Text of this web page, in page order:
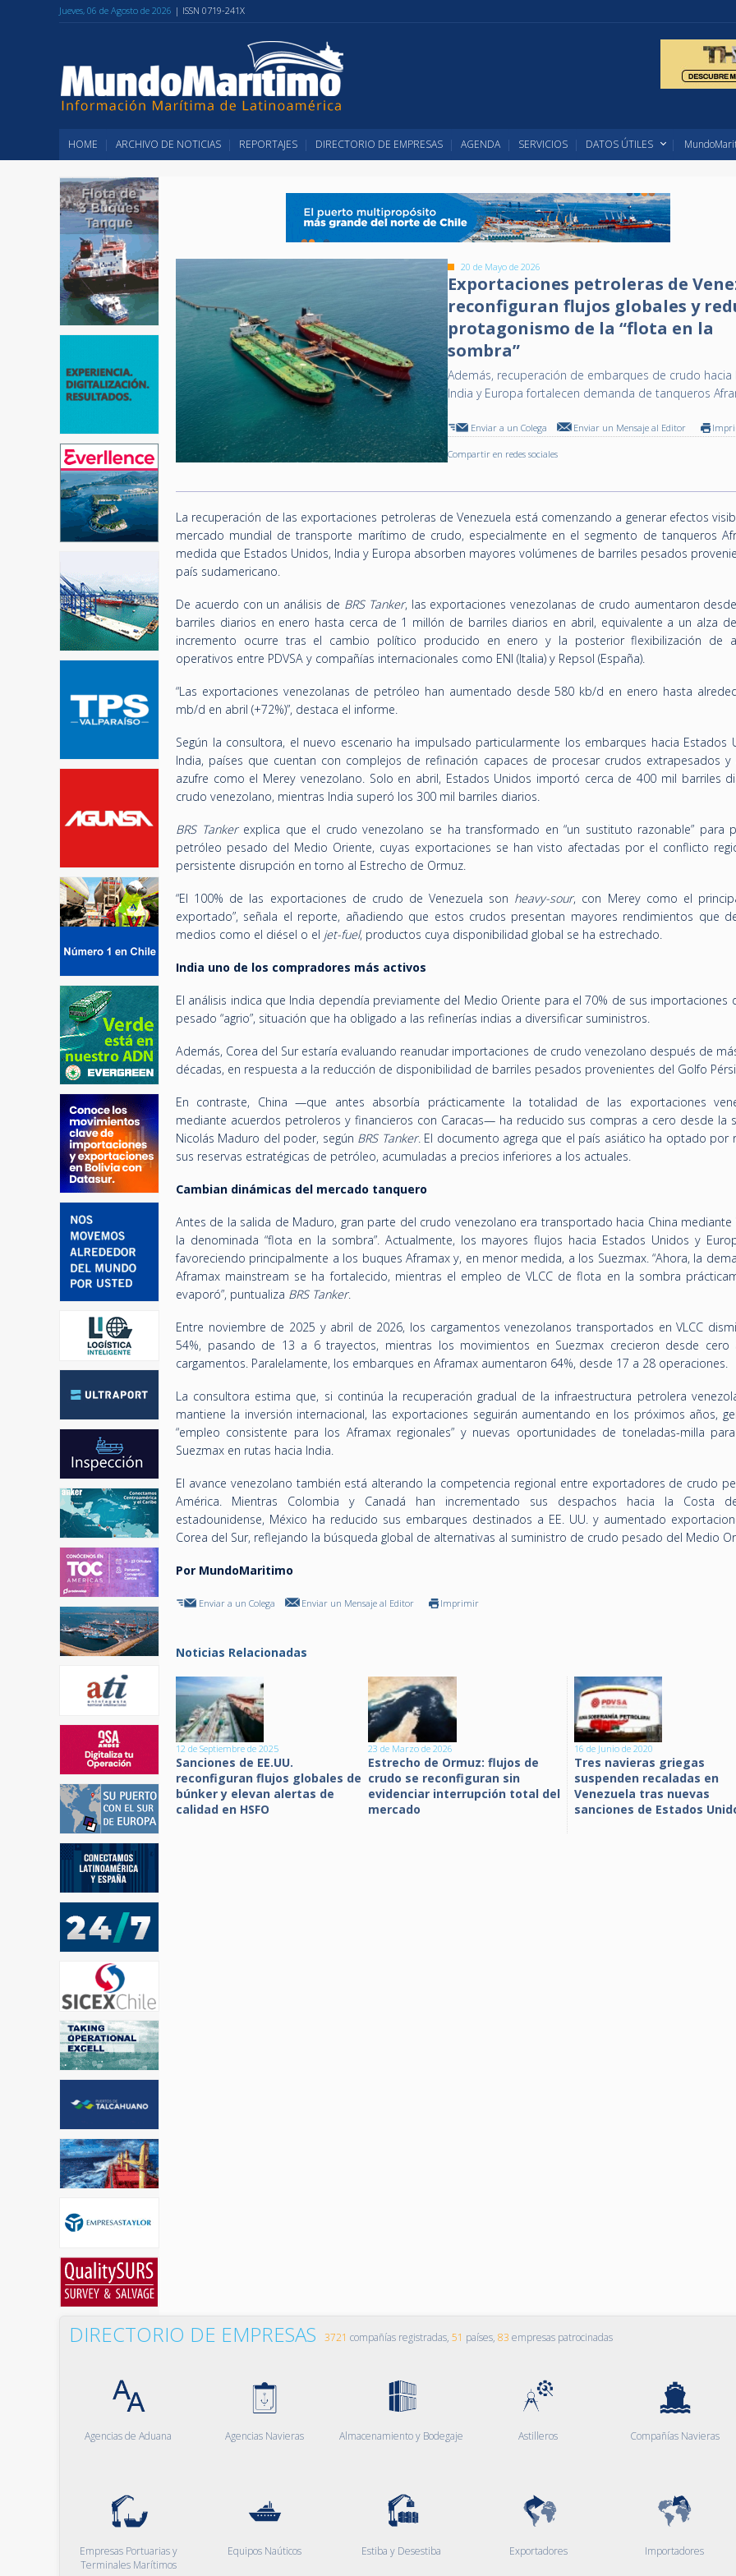
Jueves, 06 de Agosto de 2026 | ISSN 0719-241X
HOME ARCHIVO DE NOTICIAS REPORTAJES DIRECTORIO DE EMPRESAS AGENDA SERVICIOS DATOS ÚTILES
20 de Mayo de 2026
Exportaciones petroleras de
reconfiguran flujos globales y
protagonismo de la “flota en la
sombra”
Además, recuperación de embarques de crudo hacia
India y Europa fortalecen demanda de tanqueros
Enviar a un Colega Enviar un Mensaje al Editor
Compartir en redes sociales
La recuperación de las exportaciones petroleras de Venezuela está comenzando a generar efectos
mercado mundial de transporte marítimo de crudo, especialmente en el segmento de tanqueros
medida que Estados Unidos, India y Europa absorben mayores volúmenes de barriles pesados
país sudamericano.
De acuerdo con un análisis de BRS Tanker, las exportaciones venezolanas de crudo aumentaron
barriles diarios en enero hasta cerca de 1 millón de barriles diarios en abril, equivalente a un alza
incremento ocurre tras el cambio político producido en enero y la posterior flexibilización de
operativos entre PDVSA y compañías internacionales como ENI (Italia) y Repsol (España).
“Las exportaciones venezolanas de petróleo han aumentado desde 580 kb/d en enero hasta
mb/d en abril (+72%)”, destaca el informe.
Según la consultora, el nuevo escenario ha impulsado particularmente los embarques hacia Estados
India, países que cuentan con complejos de refinación capaces de procesar crudos extrapesados y
azufre como el Merey venezolano. Solo en abril, Estados Unidos importó cerca de 400 mil barriles
crudo venezolano, mientras India superó los 300 mil barriles diarios.
BRS Tankerexplica que el crudo venezolano se ha transformado en “un sustituto razonable” para
petróleo pesado del Medio Oriente, cuyas exportaciones se han visto afectadas por el conflicto
persistente disrupción en torno al Estrecho de Ormuz.
“El 100% de las exportaciones de crudo de Venezuela son heavy-sour, con Merey como el
exportado”, señala el reporte, añadiendo que estos crudos presentan mayores rendimientos que
medios como el diésel o el jet-fuel, productos cuya disponibilidad global se ha estrechado.
India uno de los compradores más activos
El análisis indica que India dependía previamente del Medio Oriente para el 70% de sus importaciones
pesado “agrio”, situación que ha obligado a las refinerías indias a diversificar suministros.
Además, Corea del Sur estaría evaluando reanudar importaciones de crudo venezolano después de
décadas, en respuesta a la reducción de disponibilidad de barriles pesados provenientes del Golfo
En contraste, China —que antes absorbía prácticamente la totalidad de las exportaciones
mediante acuerdos petroleros y financieros con Caracas— ha reducido sus compras a cero desde la
Nicolás Maduro del poder, según BRS Tanker. El documento agrega que el país asiático ha optado por
sus reservas estratégicas de petróleo, acumuladas a precios inferiores a los actuales.
Cambian dinámicas del mercado tanquero
Antes de la salida de Maduro, gran parte del crudo venezolano era transportado hacia China mediante
la denominada “flota en la sombra”. Actualmente, los mayores flujos hacia Estados Unidos y
favoreciendo principalmente a los buques Aframax y, en menor medida, a los Suezmax. “Ahora, la
Aframax mainstream se ha fortalecido, mientras el empleo de VLCC de flota en la sombra
evaporó”, puntualiza BRS Tanker.
Entre noviembre de 2025 y abril de 2026, los cargamentos venezolanos transportados en VLCC
54%, pasando de 13 a 6 trayectos, mientras los movimientos en Suezmax crecieron desde cero
cargamentos. Paralelamente, los embarques en Aframax aumentaron 64%, desde 17 a 28 operaciones.
La consultora estima que, si continúa la recuperación gradual de la infraestructura petrolera
mantiene la inversión internacional, las exportaciones seguirán aumentando en los próximos años,
“empleo consistente para los Aframax regionales” y nuevas oportunidades de toneladas-milla
Suezmax en rutas hacia India.
El avance venezolano también está alterando la competencia regional entre exportadores de crudo
América. Mientras Colombia y Canadá han incrementado sus despachos hacia la Costa
estadounidense, México ha reducido sus embarques destinados a EE. UU. y aumentado
Corea del Sur, reflejando la búsqueda global de alternativas al suministro de crudo pesado del Medio
Por MundoMaritimo
Enviar a un Colega Enviar un Mensaje al Editor Imprimir
Noticias Relacionadas
12 de Septiembre de 2025
Sanciones de EE.UU.
reconfiguran flujos globales de
búnker y elevan alertas de
calidad en HSFO
23 de Marzo de 2026
Estrecho de Ormuz: flujos de
crudo se reconfiguran sin
evidenciar interrupción total del
mercado
16 de Junio de 2020
Tres navieras griegas
suspenden recaladas en
Venezuela tras nuevas
sanciones de Estados
DIRECTORIO DE EMPRESAS 3721 compañías registradas, 51 países, 83 empresas patrocinadas
Agencias de Aduana Agencias Navieras Almacenamiento y Bodegaje Astilleros Compañías Navieras
Empresas Portuarias y
Terminales Marítimos
Equipos Naúticos Estiba y Desestiba Exportadores Importadores